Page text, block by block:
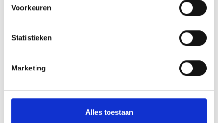
Voorkeuren
Statistieken
Marketing
Alles toestaan
1000 units vanaf 3m3
610 units vanaf 3m3